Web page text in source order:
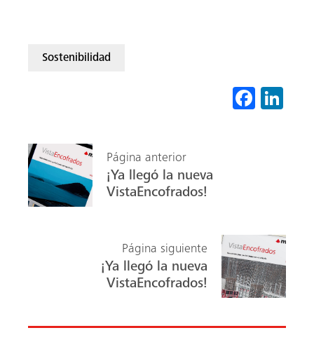
Sostenibilidad
Fa
Página anterior
¡Ya llegó la nueva
VistaEncofrados!
Página siguiente
¡Ya llegó la nueva
VistaEncofrados!